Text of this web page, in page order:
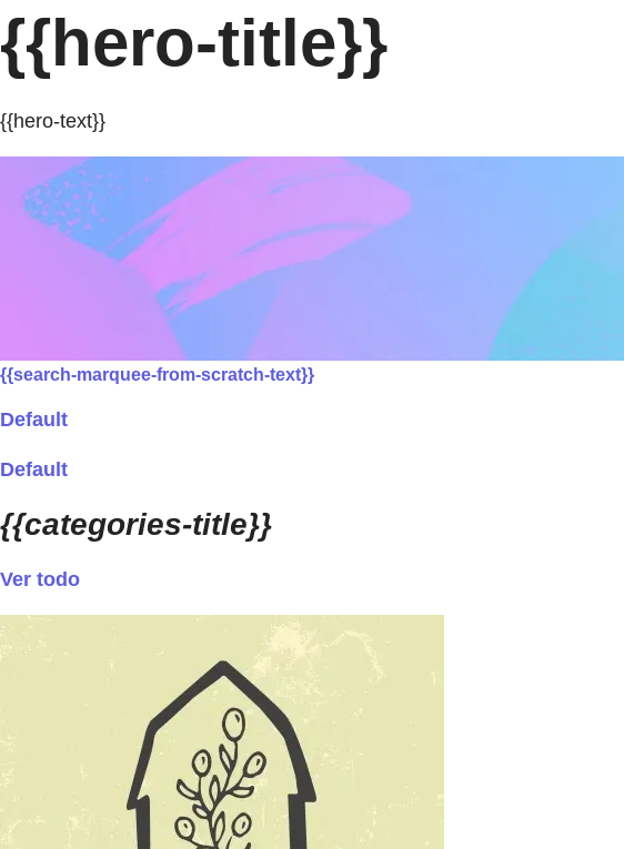
{{hero-title}}
{{hero-text}}
{{search-marquee-from-scratch-text}}
Default
Default
{{categories-title}}
Ver todo